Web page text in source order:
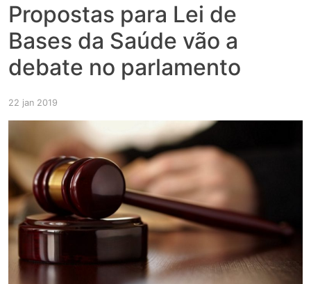
Propostas para Lei de
Bases da Saúde vão a
debate no parlamento
22 jan 2019